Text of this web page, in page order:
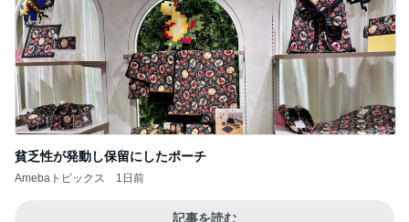
貧乏性が発動し保留にしたポーチ
Amebaトピックス 1日前
記事を読む